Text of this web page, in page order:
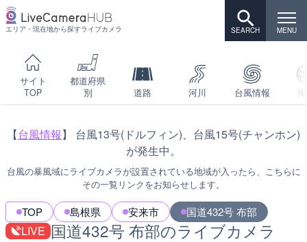
エリア・現在地から探すライブカメラ
サイト
TOP
都道府県
別
道路 河川 台風情報
【台風情報】 台風13号(ドルフィン)、台風15号(チャンホン)
が発生中。
台風の暴風域にライブカメラが設置されている地域が入ったら、こちらに
その一覧リンクをお知らせします。
TOP 島根県 安来市 国道432号 布部
LIVE 国道432号 布部のライブカメラ